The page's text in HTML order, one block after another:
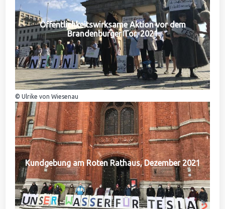
Öffentlichkeitswirksame Aktion vor dem
Brandenburger Tor, 2021
© Ulrike von Wiesenau
Kundgebung am Roten Rathaus, Dezember 2021